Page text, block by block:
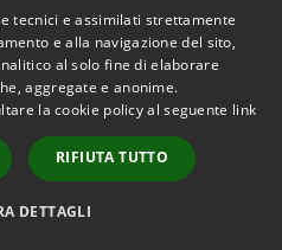
Copyright © 2026 • Comune di
Ferentino • Powered by
Municipium•
Accesso
redazione
tecnici e assimilati strettamente
e alla navigazione del sito,
al solo fine di elaborare
aggregate e anonime.
la cookie policy al seguente link
RIFIUTA TUTTO
DETTAGLI